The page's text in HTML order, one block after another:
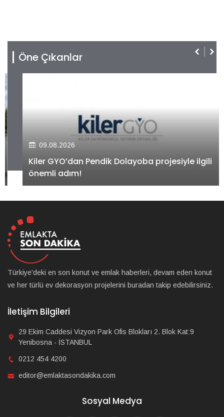
Öne Çıkanlar
09.08.2026
Kiler GYO’dan Pendik Dolayoba projesiyle ilgili
önemli adım!
Türkiye'deki en son konut ve emlak haberleri, devam eden konut
ve her türlü ev dekorasyon projelerini buradan takip edebilirsiniz.
İletişim Bilgileri
29 Ekim Caddesi Vizyon Park Ofis Blokları 2. Blok Kat:9
Yenibosna - İSTANBUL
0212 454 4200
editor@emlaktasondakika.com
Sosyal Medya